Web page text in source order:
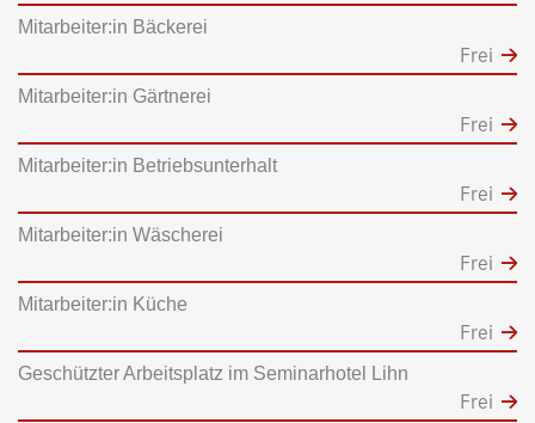
Mitarbeiter:in Bäckerei
Frei
Mitarbeiter:in Gärtnerei
Frei
Mitarbeiter:in Betriebsunterhalt
Frei
Mitarbeiter:in Wäscherei
Frei
Mitarbeiter:in Küche
Frei
Geschützter Arbeitsplatz im Seminarhotel Lihn
Frei